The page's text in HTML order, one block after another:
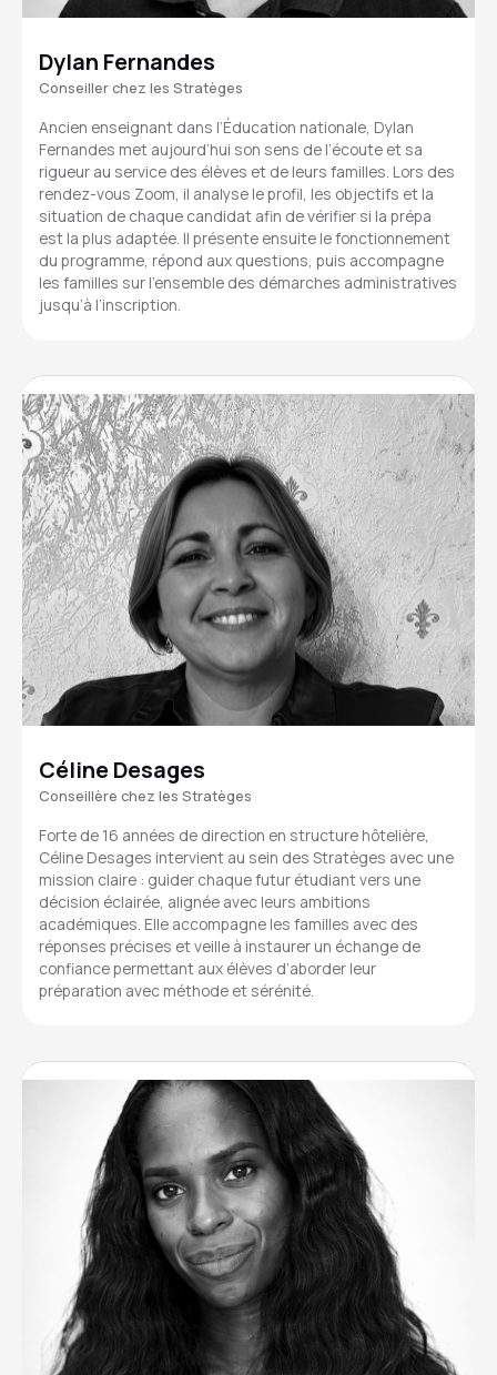
Dylan Fernandes
Conseiller chez les Stratèges
Ancien enseignant dans l’Éducation nationale, Dylan
Fernandes met aujourd’hui son sens de l’écoute et sa
rigueur au service des élèves et de leurs familles. Lors des
rendez-vous Zoom, il analyse le profil, les objectifs et la
situation de chaque candidat afin de vérifier si la prépa
est la plus adaptée. Il présente ensuite le fonctionnement
du programme, répond aux questions, puis accompagne
les familles sur l’ensemble des démarches administratives
jusqu’à l’inscription.
Céline Desages
Conseillère chez les Stratèges
Forte de 16 années de direction en structure hôtelière,
Céline Desages intervient au sein des Stratèges avec une
mission claire : guider chaque futur étudiant vers une
décision éclairée, alignée avec leurs ambitions
académiques. Elle accompagne les familles avec des
réponses précises et veille à instaurer un échange de
confiance permettant aux élèves d’aborder leur
préparation avec méthode et sérénité.